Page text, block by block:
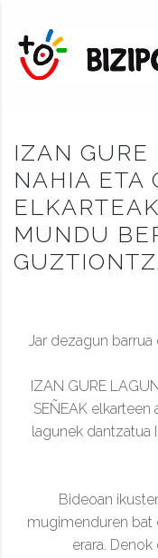
IZAN GURE
NAHIA ETA
MUNDU
Jar dezagun
IZAN GURE
SEÑEAK elkarteen
lagunek dantzatua
Bideoan
mugimenduren bat
erara.